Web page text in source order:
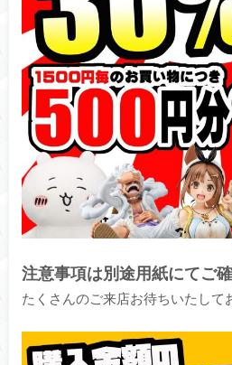
注意事項は別途用紙にてご確
たくさんのご来店お待ちいたして